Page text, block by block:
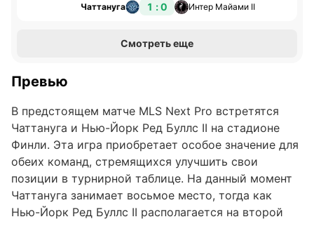
Чаттануга 1 : 0 Интер Майами II
Смотреть еще
Превью
В предстоящем матче MLS Next Pro встретятся
Чаттануга и Нью-Йорк Ред Буллс II на стадионе
Финли. Эта игра приобретает особое значение для
обеих команд, стремящихся улучшить свои
позиции в турнирной таблице. На данный момент
Чаттануга занимает восьмое место, тогда как
Нью-Йорк Ред Буллс II располагается на второй